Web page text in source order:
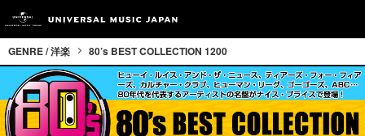
GENRE / 洋楽 80’s BEST COLLECTION 1200